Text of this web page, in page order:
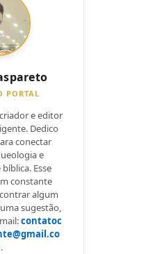
PORTAL
e editor
Dedico
conectar
e
Esse
constante
algum
sugestão,
contatoc
.